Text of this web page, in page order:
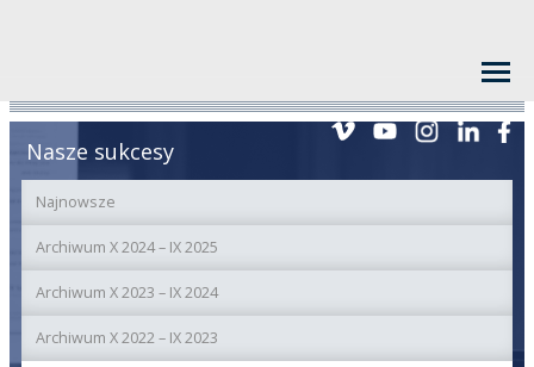
Nasze sukcesy
Najnowsze
Archiwum X 2024 – IX 2025
Archiwum X 2023 – IX 2024
Archiwum X 2022 – IX 2023